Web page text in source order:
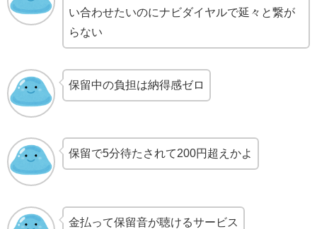
い合わせたいのにナビダイヤルで延々と繋が
らない
保留中の負担は納得感ゼロ
保留で5分待たされて200円超えかよ
金払って保留音が聴けるサービス